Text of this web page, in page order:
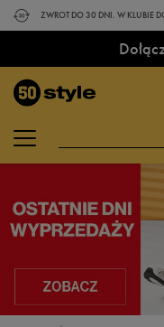
ZWROT DO 30 DNI. W KLUBIE